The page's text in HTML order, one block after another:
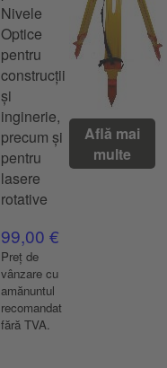
Nivele
Optice
pentru
construcții
și
inginerie,
precum și
pentru
lasere
rotative
99,00 €
Preț de
vânzare cu
amănuntul
recomandat
fără TVA.
Află mai
multe